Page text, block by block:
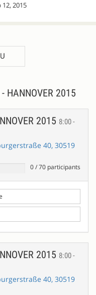
12, 2015
HANNOVER 2015
2015 8:00 -
40, 30519
0/70 participants
2015 8:00 -
40, 30519